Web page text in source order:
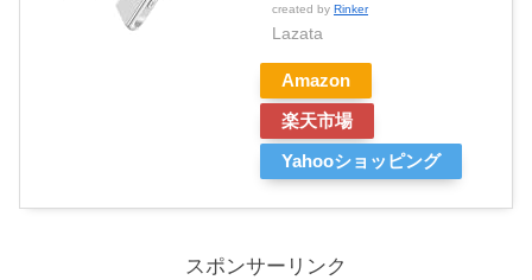
created by Rinker
Lazata
Amazon
楽天市場
Yahooショッピング
スポンサーリンク